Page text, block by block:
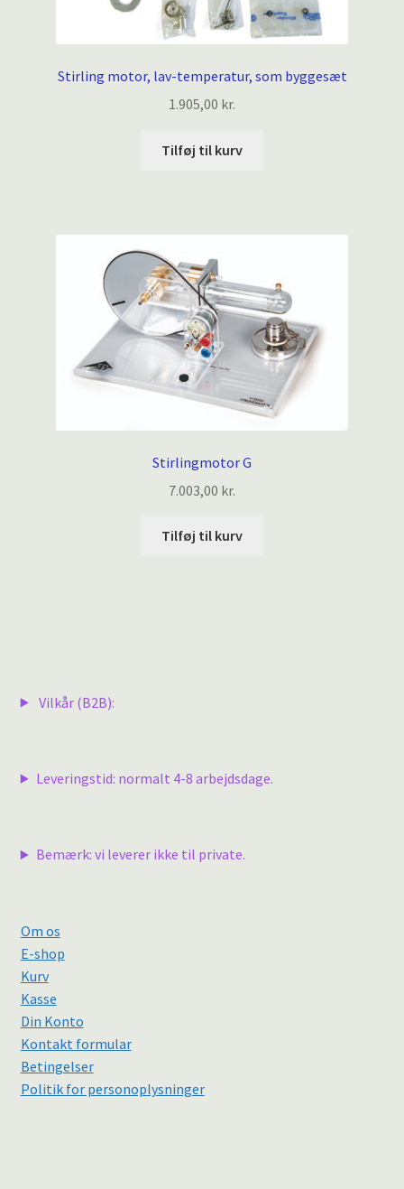
Stirling motor, lav-temperatur, som byggesæt
1.905,00 kr.
Tilføj til kurv
Stirlingmotor G
7.003,00 kr.
Tilføj til kurv
Vilkår (B2B):
Leveringstid: normalt 4-8 arbejdsdage.
Bemærk: vi leverer ikke til private.
Om os
E-shop
Kurv
Kasse
Din Konto
Kontakt formular
Betingelser
Politik for personoplysninger